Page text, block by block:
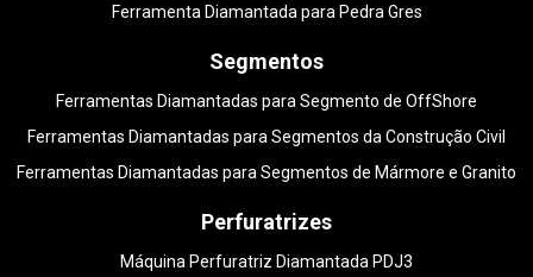
Ferramenta Diamantada para Pedra Gres
Segmentos
Ferramentas Diamantadas para Segmento de OffShore
Ferramentas Diamantadas para Segmentos da Construção Civil
Ferramentas Diamantadas para Segmentos de Mármore e Granito
Perfuratrizes
Máquina Perfuratriz Diamantada PDJ3